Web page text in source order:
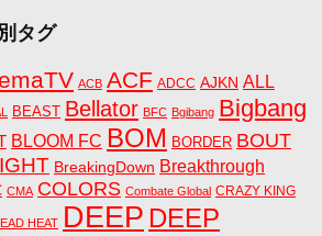
タグ
ACB ACF ADCC AJKN ALL
BEAST Bellator BFC Bgibang Bigbang
BLOOM FC BOM BORDER BOUT
BreakingDown Breakthrough
CMA COLORS Combate Global CRAZY KING
HEAT DEEP DEEP